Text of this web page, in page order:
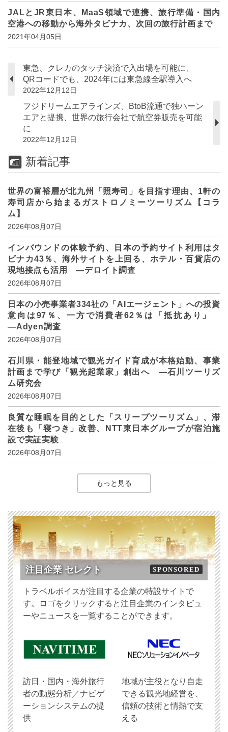
JALとJR東日本、MaaS領域で連携、旅行準備・国内
空港への移動から海外タビナカ、次回の旅行計画まで
2021年04月05日
東急、クレカのタッチ決済で入出場を可能に、
QRコードでも、2024年には東急線全駅導入へ
2022年12月12日
フジドリームエアラインズ、BtoB流通で独ハーン
エアと提携、世界の旅行会社で航空券販売を可能
に
2022年12月12日
新着記事
世界の富裕層が北九州「照寿司」を目指す理由、1軒の
寿司店から始まるガストロノミーツーリズム【コラ
ム】
2026年08月07日
インバウンドの体験予約、日本の予約サイト利用はタ
ビナカ43％、海外サイトを上回る、ホテル・百貨店の
現地接点も活用 ―デロイト調査
2026年08月07日
日本の小売事業者334社の「AIエージェント」への投資
意向は97％、一方で消費者62％は「抵抗あり」
―Adyen調査
2026年08月07日
石川県・能登地域で観光ガイド育成が本格始動、事業
計画まで学び「観光起業家」創出へ ―石川ツーリズ
ム研究会
2026年08月07日
良質な睡眠を目的とした「スリープツーリズム」、滞
在後も「寝つき」改善、NTT東日本グループが宿泊施
設で実証実験
2026年08月07日
もっと見る
注目企業 セレクト SPONSORED
トラベルボイスが注目する企業の特設サイトで
す。ロゴをクリックすると注目企業のインタビュ
ーやニュースを一覧することができます。
訪日・国内・海外旅行
者の動態分析／ナビゲ
ーションシステムの提
供
地域が主役となり自走
できる観光地経営を、
信頼の技術と情熱で支
える